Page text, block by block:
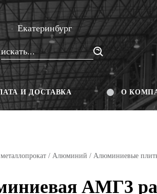
Екатеринбург
И ДОСТАВКА О
/ Алюминий / Алюминиевые
АМГ3